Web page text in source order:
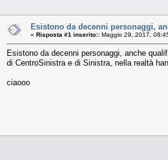
Esistono da decenni personaggi,
« Risposta #1 inserito:: Maggio 29, 2017,
Esistono da decenni personaggi, anche
di CentroSinistra e di Sinistra, nella realtà
ciaooo